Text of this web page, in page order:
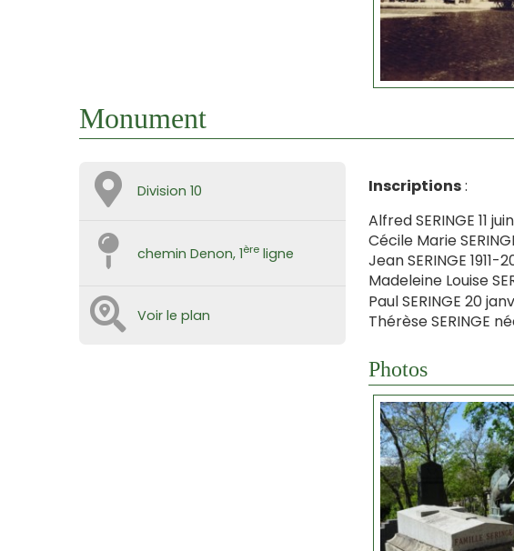
Monument
Division 10
chemin Denon, 1ère ligne
Voir le plan
Inscriptions:
Alfred SERINGE 11
Cécile Marie
Jean SERINGE 1911-
Madeleine Louise
Paul SERINGE 20
Thérèse SERINGE
Photos